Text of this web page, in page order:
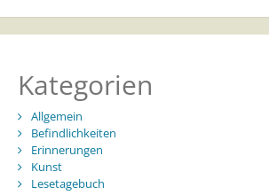
Kategorien
Allgemein
Befindlichkeiten
Erinnerungen
Kunst
Lesetagebuch